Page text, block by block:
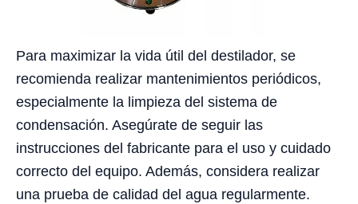
Para maximizar la vida útil del destilador, se
recomienda realizar mantenimientos periódicos,
especialmente la limpieza del sistema de
condensación. Asegúrate de seguir las
instrucciones del fabricante para el uso y cuidado
correcto del equipo. Además, considera realizar
una prueba de calidad del agua regularmente.